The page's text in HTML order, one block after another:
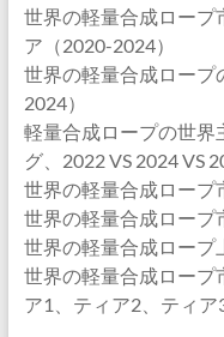
世界の軽量合成ロープ
ア（2020-2024）
世界の軽量合成ロープ
2024）
軽量合成ロープの世界
グ、2022 VS 2024 VS
世界の軽量合成ロープ
世界の軽量合成ロープ
世界の軽量合成ロープ
世界の軽量合成ロープ
ア1、ティア2、ティア3